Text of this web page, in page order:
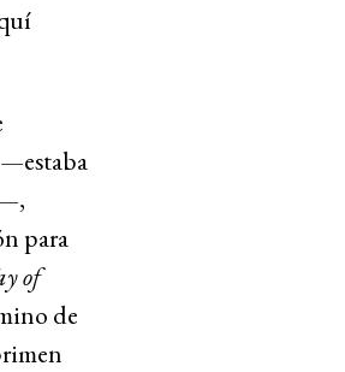
para
of
de